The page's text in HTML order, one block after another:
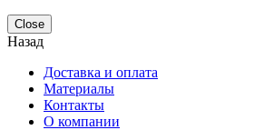
Close
Назад
Доставка и оплата
Материалы
Контакты
О компании